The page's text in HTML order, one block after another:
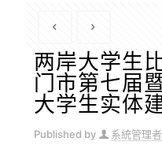
两岸大学生
门市第七届
大学生实体
Published by 系統管理者